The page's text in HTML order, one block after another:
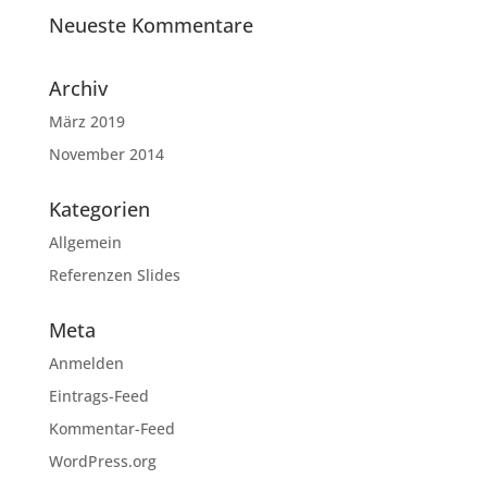
Neueste Kommentare
Archiv
März 2019
November 2014
Kategorien
Allgemein
Referenzen Slides
Meta
Anmelden
Eintrags-Feed
Kommentar-Feed
WordPress.org